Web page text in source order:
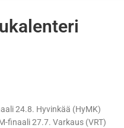
24.8. Hyvinkää (HyMK)
finaali 27.7. Varkaus (VRT)